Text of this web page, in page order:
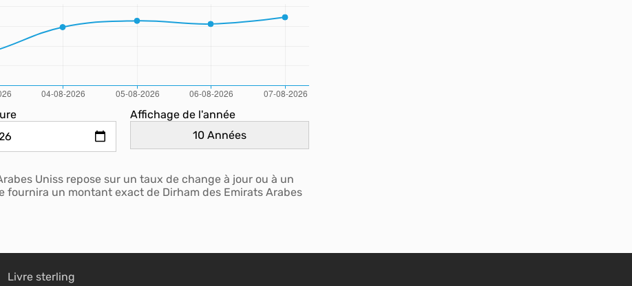
Affichage de l'année
Uniss repose sur un taux de change à jour ou à un
un montant exact de Dirham des Emirats Arabes
Livre sterling